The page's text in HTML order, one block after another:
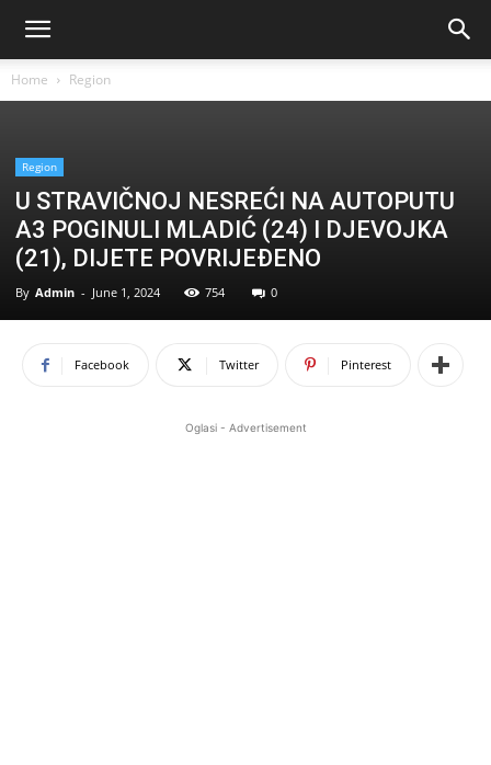
Home Region
Region
U STRAVIČNOJ NESREĆI NA AUTOPUTU
A3 POGINULI MLADIĆ (24) I DJEVOJKA
(21), DIJETE POVRIJEĐENO
By Admin - June 1, 2024 754 0
Facebook Twitter Pinterest
Oglasi - Advertisement